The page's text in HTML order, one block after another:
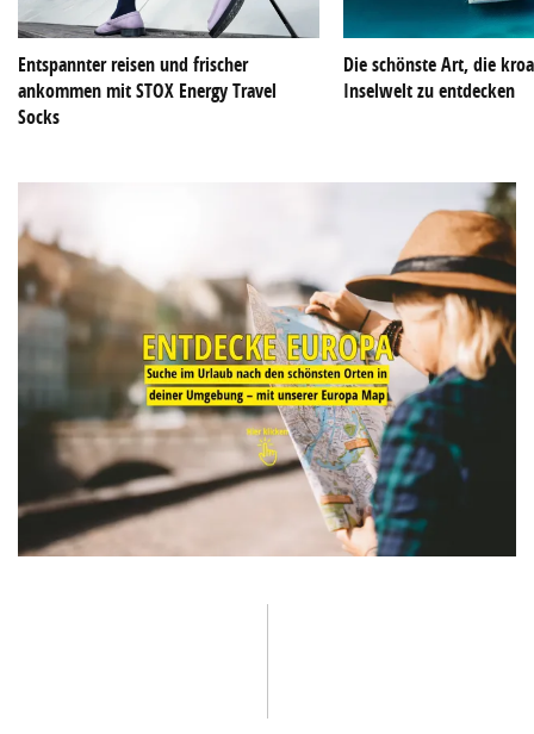
Entspannter reisen und frischer
ankommen mit STOX Energy Travel
Socks
Die schönste Art, die
Inselwelt zu entdecken